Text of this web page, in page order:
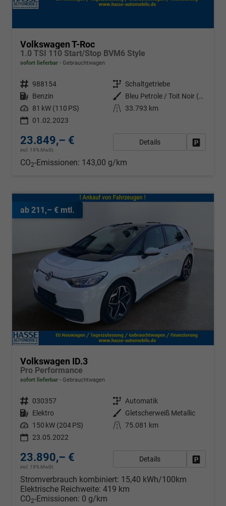
Volkswagen T-Roc
1.0 TSI 110 Start/Stop BVM6 Style
sofort lieferbar Gebrauchtwagen
Fahrzeugnr. 988154 Getriebe Schaltgetriebe
Kraftstoff Benzin Außenfarbe
Bleu Petrole / Toit Noir (Z3a1)
Leistung 81 kW (110 PS) Kilometerstand
33.793 km
01.02.2023
23.849,– €
incl. 19% MwSt.
Details
CO2-Emissionen: 143,00 g/km
ab 211,– € mtl.
Volkswagen ID.3
Pro Performance
sofort lieferbar Gebrauchtwagen
Fahrzeugnr. 030357 Getriebe Automatik
Kraftstoff Elektro Außenfarbe
Gletscherweiß Metallic
Leistung 150 kW (204 PS) Kilometerstand 75.081 km
23.05.2022
23.890,– €
incl. 19% MwSt.
Details
Stromverbrauch kombiniert: 15,40 kWh/100km
Elektrische Reichweite: 419 km
CO2-Emissionen: 0 g/km